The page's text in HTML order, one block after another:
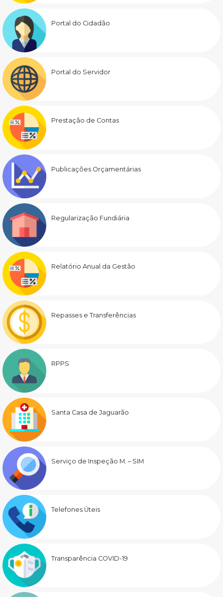
Portal do Cidadão
Portal do Servidor
Prestação de Contas
Publicações Orçamentárias
Regularização Fundiária
Relatório Anual da Gestão
Repasses e Transferências
RPPS
Santa Casa de Jaguarão
Serviço de Inspeção M. – SIM
Telefones Úteis
Transparência COVID-19